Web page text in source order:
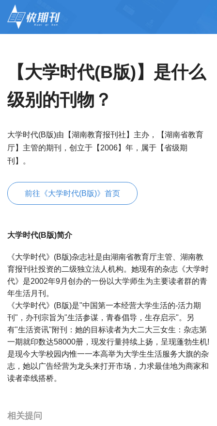
【大学时代(B版)】是什么
级别的刊物？
大学时代(B版)由【湖南教育报刊社】主办，【湖南省教育
厅】主管的期刊，创立于【2006】年，属于【省级期
刊】。
前往《大学时代(B版)》首页
大学时代(B版)简介
《大学时代》(B版)杂志社是由湖南省教育厅主管、湖南教
育报刊社投资的二级独立法人机构。她现有的杂志《大学时
代》是2002年9月创办的一份以大学师生为主要读者群的青
年生活月刊。
《大学时代》(B版)是"中国第一本经营大学生活的-活力期
刊"，办刊宗旨为"生活参谋，青春倡导，生存启示"。另
有"生活资讯"附刊：她的目标读者为大二大三女生：杂志第
一期就印数达58000册，现发行量持续上扬，呈现蓬勃生机!
是现今大学校园内惟一一本高举为大学生生活服务大旗的杂
志，她以广告经营为龙头来打开市场，力求最佳地为商家和
读者牵线搭桥。
相关提问